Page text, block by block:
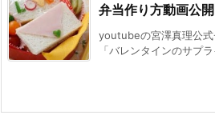
弁当作り方動画公開
youtubeの宮澤真理公
「バレンタインのサプ